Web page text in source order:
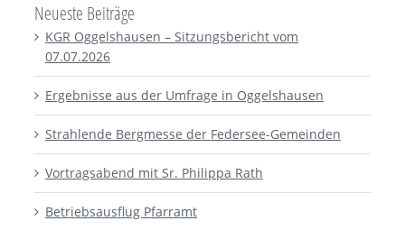
Neueste Beiträge
KGR Oggelshausen – Sitzungsbericht vom
07.07.2026
Ergebnisse aus der Umfrage in Oggelshausen
Strahlende Bergmesse der Federsee-Gemeinden
Vortragsabend mit Sr. Philippa Rath
Betriebsausflug Pfarramt